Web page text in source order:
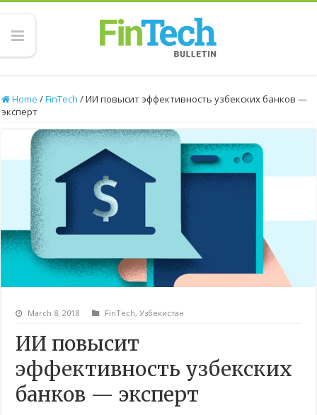
Home /FinTech /ИИ повысит эффективность узбекских банков —
эксперт
March 8, 2018 FinTech,Узбекистан
ИИ повысит
эффективность узбекских
банков — эксперт